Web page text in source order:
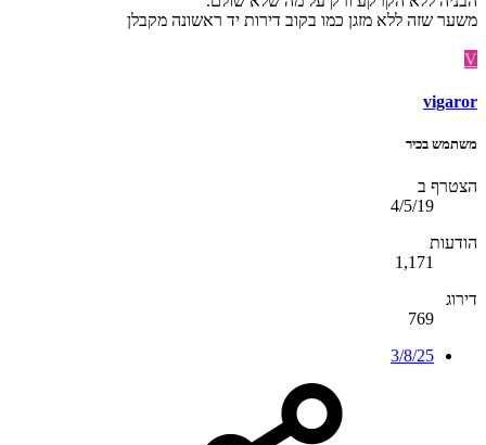
משער שזה ללא מזגן כמו בקוב דירות יד ראשונה מקבלן
V
vigaror
משתמש בכיר
הצטרף ב
4/5/19
הודעות
1,171
דירוג
769
3/8/25